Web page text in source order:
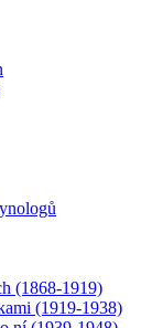
(1868-1919)
(1919-1938)